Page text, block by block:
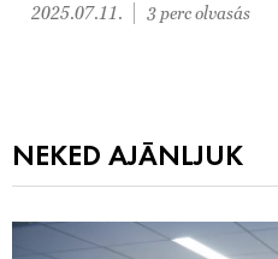
2025.07.11. 3 perc olvasás
NEKED AJÁNLJUK